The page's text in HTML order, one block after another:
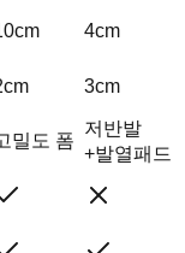
4cm
3cm
밀도 폼
저반발
+발열패드